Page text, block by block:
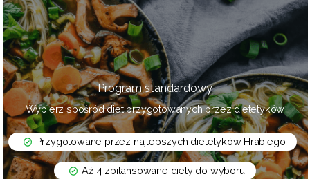
Program standardowy
Wybierz spośród diet przygotowanych przez dietetyków
Przygotowane przez najlepszych dietetyków Hrabiego
Aż 4 zbilansowane diety do wyboru